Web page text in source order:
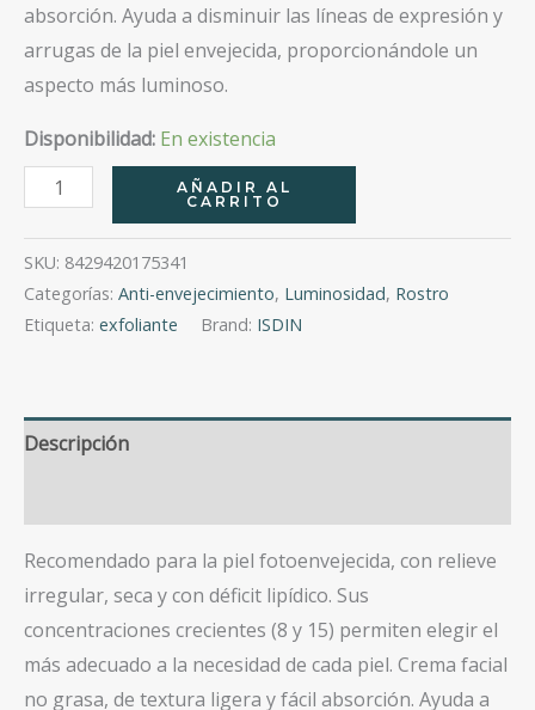
absorción. Ayuda a disminuir las líneas de expresión y
arrugas de la piel envejecida, proporcionándole un
aspecto más luminoso.
Disponibilidad: En existencia
Glicoisdin
®
8%
Crema
Facial
cantidad
AÑADIR AL
CARRITO
SKU: 8429420175341
Categorías: Anti-envejecimiento, Luminosidad, Rostro
Etiqueta: exfoliante Brand: ISDIN
Descripción
Recomendado para la piel fotoenvejecida, con relieve
irregular, seca y con déficit lipídico. Sus
concentraciones crecientes (8 y 15) permiten elegir el
más adecuado a la necesidad de cada piel. Crema facial
no grasa, de textura ligera y fácil absorción. Ayuda a